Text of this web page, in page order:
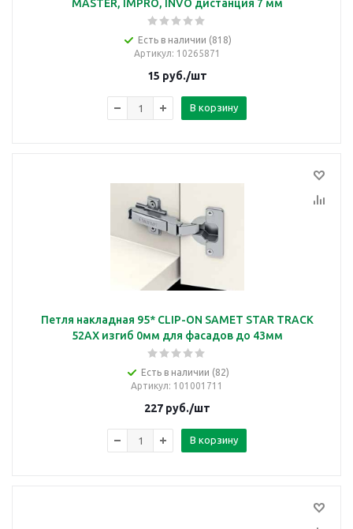
MASTER, IMPRO, INVO дистанция 7 мм
Есть в наличии (818)
Артикул: 10265871
15 руб./шт
В корзину
Петля накладная 95* CLIP-ON SAMET STAR TRACK
52AX изгиб 0мм для фасадов до 43мм
Есть в наличии (82)
Артикул: 101001711
227руб./шт
В корзину